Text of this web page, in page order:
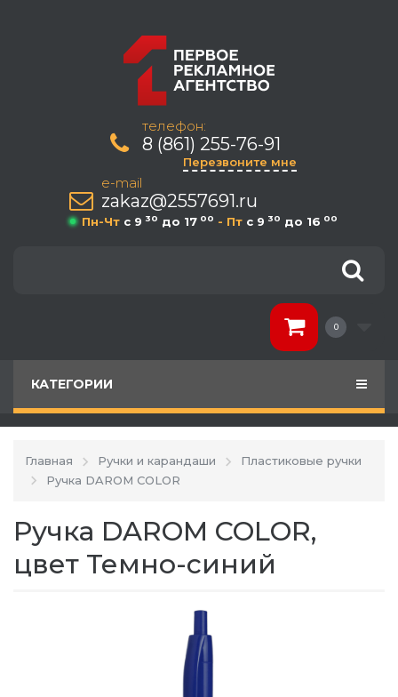
телефон:
8 (861) 255-76-91
Перезвоните мне
e-mail
zakaz@2557691.ru
Пн-Чт c 9 30 до 17 00 - Пт c 9 30 до 16 00
0
КАТЕГОРИИ
Главная Ручки и карандаши
Пластиковые ручки
Ручка DAROM COLOR
Ручка DAROM COLOR,
цвет Темно-синий